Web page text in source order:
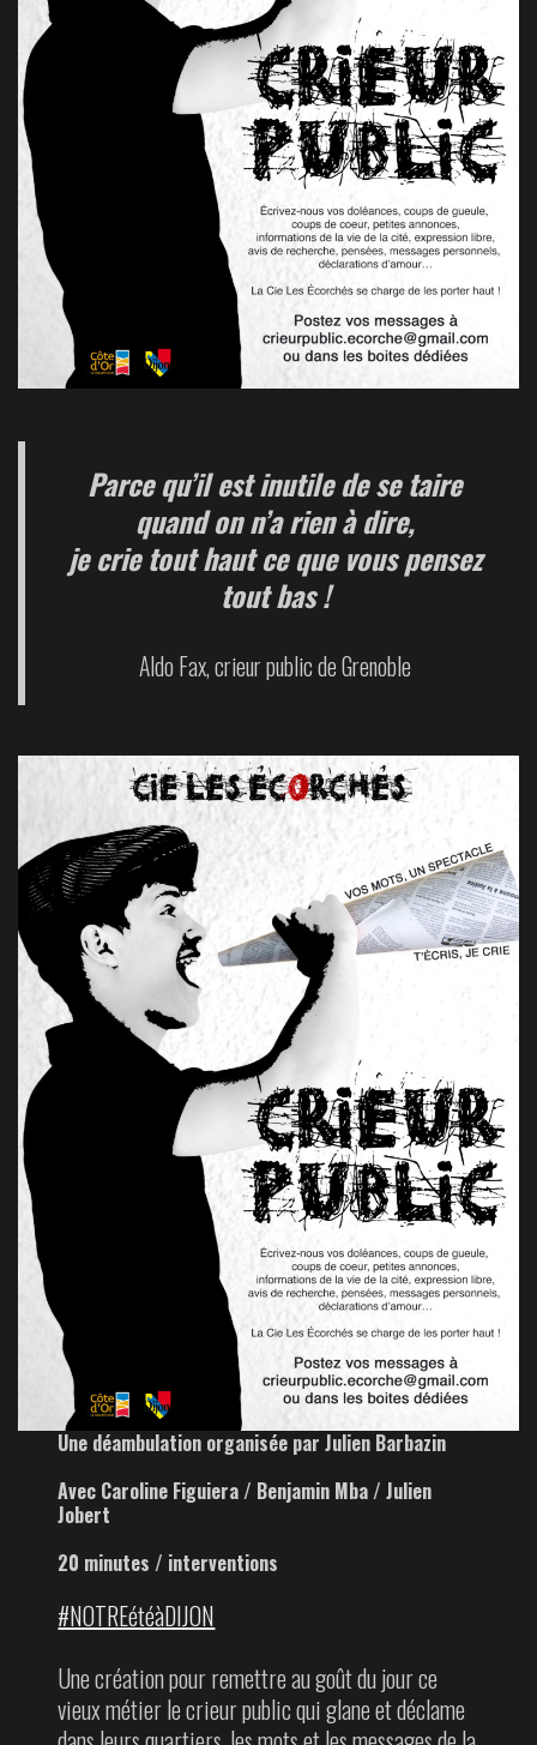
Parce qu’il est inutile de se taire
quand on n’a rien à dire,
je crie tout haut ce que vous pensez
tout bas !
Aldo Fax, crieur public de Grenoble
Une déambulation organisée par Julien Barbazin
Avec Caroline Figuiera / Benjamin Mba / Julien
Jobert
20 minutes / interventions
#NOTREétéàDIJON
Une création pour remettre au goût du jour ce
vieux métier le crieur public qui glane et déclame